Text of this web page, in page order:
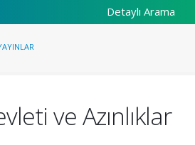
Detaylı Arama
ve Azınlıklar